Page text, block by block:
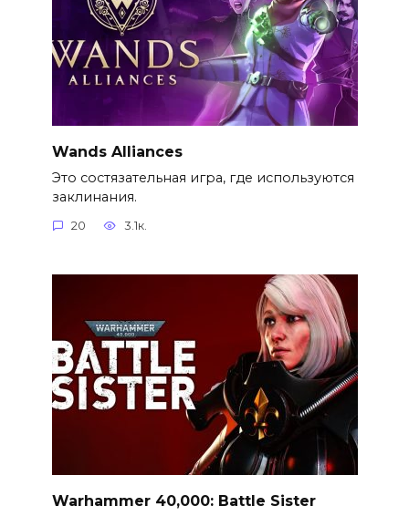
Wands Alliances
Это состязательная игра, где используются
заклинания.
20 3.1к.
Warhammer 40,000: Battle Sister